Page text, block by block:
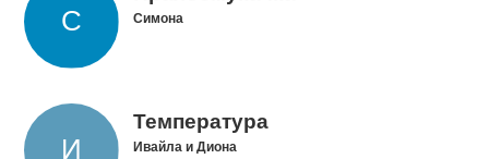
Симона
Температура
Ивайла и Диона